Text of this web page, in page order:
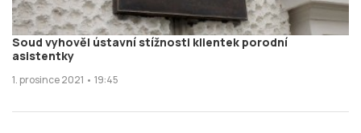
Soud vyhověl ústavní stížnosti klientek porodní
asistentky
1. prosince 2021 • 19:45